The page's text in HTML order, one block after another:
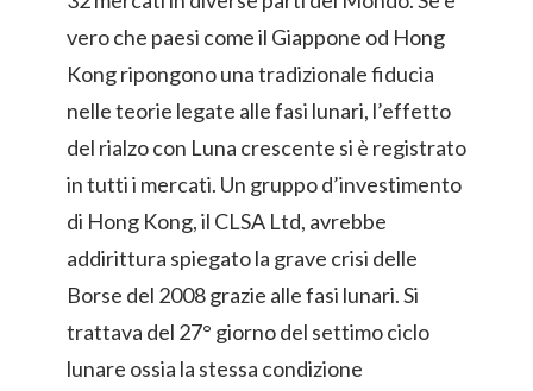
vero che paesi come il Giappone od Hong
Kong ripongono una tradizionale fiducia
nelle teorie legate alle fasi lunari, l’effetto
del rialzo con Luna crescente si è registrato
in tutti i mercati. Un gruppo d’investimento
di Hong Kong, il CLSA Ltd, avrebbe
addirittura spiegato la grave crisi delle
Borse del 2008 grazie alle fasi lunari. Si
trattava del 27° giorno del settimo ciclo
lunare ossia la stessa condizione